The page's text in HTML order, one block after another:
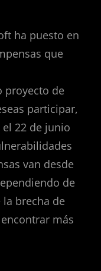
ha puesto en
que
proyecto de
participar,
22 de junio
van desde
de
brecha de
más